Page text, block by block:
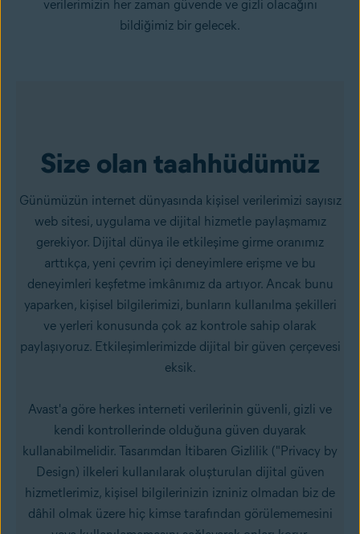
verilerimizin her zaman güvende ve gizli olacağını
bildiğimiz bir gelecek.
Size olan taahhüdümüz
Günümüzün internet dünyasında kişisel verilerimizi sayısız
web sitesi, uygulama ve dijital hizmetle paylaşmamız
gerekiyor. Dijital dünya ile etkileşime girme oranımız
arttıkça, yeni çevrim içi deneyimlere erişme ve bu
deneyimleri keşfetme imkânımız da artıyor. Ancak bunu
yaparken, kişisel bilgilerimizi, bunların kullanılma şekilleri
ve yerleri konusunda çok az kontrole sahip olarak
paylaşıyoruz. Etkileşimlerimizde dijital bir güven çerçevesi
eksik.
Avast'a göre herkes interneti verilerinin güvenli, gizli ve
kendi kontrollerinde olduğuna güven duyarak
kullanabilmelidir. Tasarımdan İtibaren Gizlilik ("Privacy by
Design) ilkeleri kullanılarak oluşturulan dijital güven
hizmetlerimiz, kişisel bilgilerinizin izniniz olmadan biz de
dâhil olmak üzere hiç kimse tarafından görülememesini